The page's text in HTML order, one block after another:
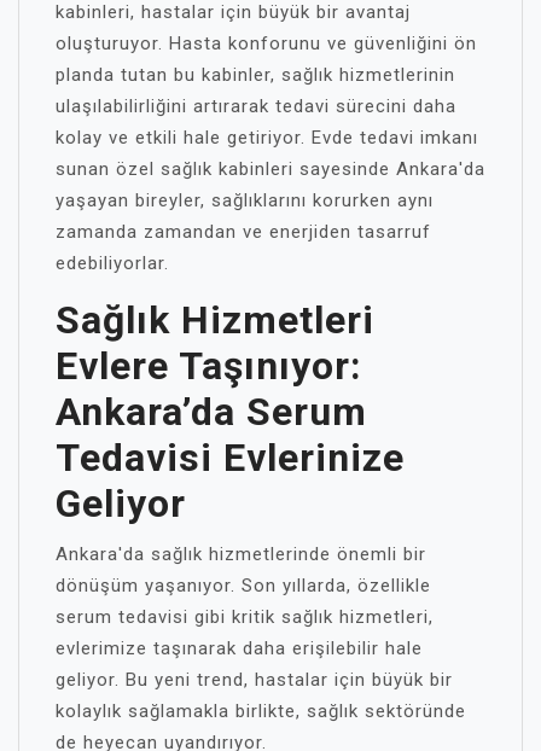
kabinleri, hastalar için büyük bir avantaj
oluşturuyor. Hasta konforunu ve güvenliğini ön
planda tutan bu kabinler, sağlık hizmetlerinin
ulaşılabilirliğini artırarak tedavi sürecini daha
kolay ve etkili hale getiriyor. Evde tedavi imkanı
sunan özel sağlık kabinleri sayesinde Ankara'da
yaşayan bireyler, sağlıklarını korurken aynı
zamanda zamandan ve enerjiden tasarruf
edebiliyorlar.
Sağlık Hizmetleri
Evlere Taşınıyor:
Ankara’da Serum
Tedavisi Evlerinize
Geliyor
Ankara'da sağlık hizmetlerinde önemli bir
dönüşüm yaşanıyor. Son yıllarda, özellikle
serum tedavisi gibi kritik sağlık hizmetleri,
evlerimize taşınarak daha erişilebilir hale
geliyor. Bu yeni trend, hastalar için büyük bir
kolaylık sağlamakla birlikte, sağlık sektöründe
de heyecan uyandırıyor.